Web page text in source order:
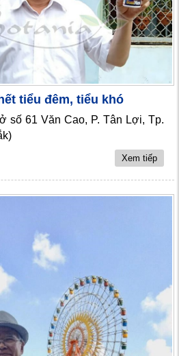
tiểu đêm, tiểu khó
số 61 Văn Cao, P. Tân Lợi, Tp.
Xem tiếp